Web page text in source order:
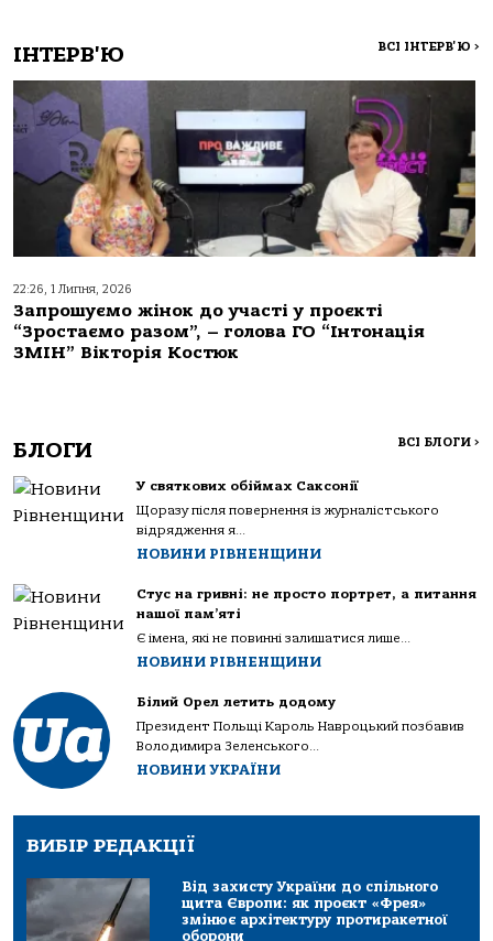
ІНТЕРВ'Ю ВСІ ІНТЕРВ'Ю >
22:26, 1 Липня, 2026
Запрошуємо жінок до участі у проєкті
“Зростаємо разом”, – голова ГО “Інтонація
ЗМІН” Вікторія Костюк
БЛОГИ ВСІ БЛОГИ >
У святкових обіймах Саксонії
Щоразу після повернення із журналістського
відрядження я...
НОВИНИ РІВНЕНЩИНИ
Стус на гривні: не просто портрет, а питання
нашої пам’яті
Є імена, які не повинні залишатися лише...
НОВИНИ РІВНЕНЩИНИ
Білий Орел летить додому
Президент Польщі Кароль Навроцький позбавив
Володимира Зеленського...
НОВИНИ УКРАЇНИ
ВИБІР РЕДАКЦІЇ
Від захисту України до спільного
щита Європи: як проєкт «Фрея»
змінює архітектуру протиракетної
оборони